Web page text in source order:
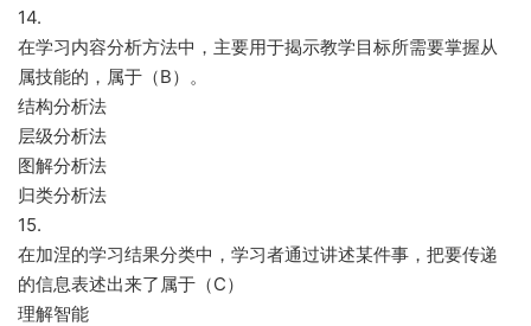
14.
在学习内容分析方法中，主要用于揭示教学目标所需要掌握从
属技能的，属于（B）。
结构分析法
层级分析法
图解分析法
归类分析法
15.
在加涅的学习结果分类中，学习者通过讲述某件事，把要传递
的信息表述出来了属于（C）
理解智能